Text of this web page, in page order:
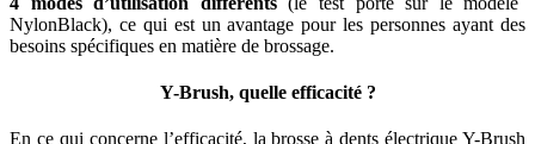
NylonBlack), ce qui est un avantage pour les personnes ayant des
besoins spécifiques en matière de brossage.
Y-Brush, quelle efficacité ?
En ce qui concerne l’efficacité, la brosse à dents électrique Y-Brush